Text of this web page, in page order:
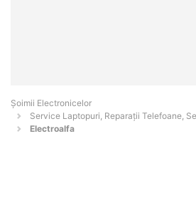
Șoimii Electronicelor
Service Laptopuri, Reparații Telefoane,
Electroalfa